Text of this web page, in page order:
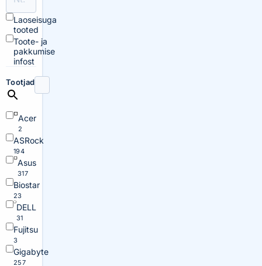
Laoseisuga
tooted
Toote- ja
pakkumise
infost
Tootjad
Acer
2
ASRock
194
Asus
317
Biostar
23
DELL
31
Fujitsu
3
Gigabyte
257